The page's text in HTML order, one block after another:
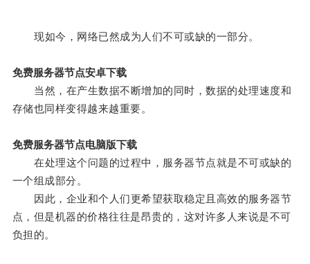
现如今，网络已然成为人们不可或缺的一部分。
免费服务器节点安卓下载
当然，在产生数据不断增加的同时，数据的处理速度和
存储也同样变得越来越重要。
免费服务器节点电脑版下载
在处理这个问题的过程中，服务器节点就是不可或缺的
一个组成部分。
因此，企业和个人们更希望获取稳定且高效的服务器节
点，但是机器的价格往往是昂贵的，这对许多人来说是不可
负担的。